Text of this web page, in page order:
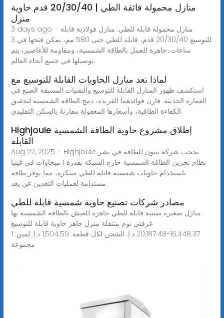
منازل محمولة فائقة الطي | 20/30/40 قدم حاوية
منزل
3 days ago · منازل محمولة قابلة للطي: منازل فولاذية قابلة
للتوسيع 20/30/40 قدم، قابلة للطي حتى 580 مم، يمكن فتحها في 3
ساعات. جاهزة للعمل بالطاقة الشمسية، ومقاومة للأعاصير، يتم
توصيلها في جميع أنحاء العالم.
لماذا تعد منازل الحاويات القابلة للتوسيع مع
استكشف ظهور المنازل القابلة للتوسيع والتقنيات المسبقة الصنع في
العمارة الحديثة. قارن فوائدهما الفريدة، دمج الطاقة الشمسية لتحقيق
الكفاءة الطاقية، وأسعارها المعقولة مقارنةً بالسكن التقليدي.
Highjoule إطلاق مشروع حاوية الطاقة الشمسية
القابلة
Aug 22, 2025 · Highjoule نجحت شركة نيبون للطاقة في نشر
نظام تخزين الطاقة الشمسية خارج الشبكة بقدرة 1 ميجاوات في غينيا
باستخدام حاويات شمسية قابلة للطي مبتكرة، مما يوفر طاقة
مستدامة لعمليات التعدين عن بعد.
مصادر شركات تصنيع حاوية شمسية قابلة للطي
منازل صغيرة صينية قابلة للطي جاهزة للعيش بالطاقة الشمسية بها
غرفتي نوم متنقلة منزل جاهز حاوية قابلة للتوسيع
‏16,448.37-‏20,187.48 د.إ.‏ الشحن لكل قطعة: ‏1,504.59 د.إ.‏ لمين: 1
مجموعة